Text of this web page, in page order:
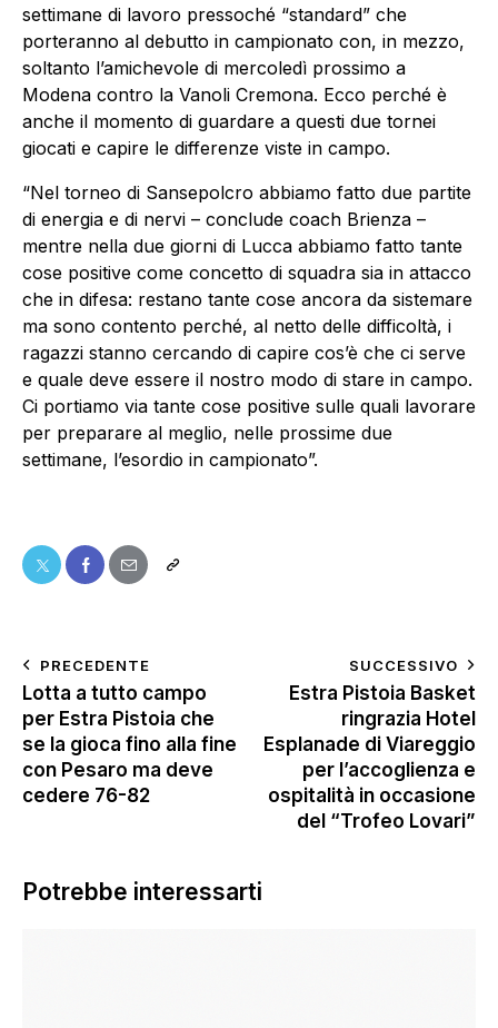
settimane di lavoro pressoché “standard” che
porteranno al debutto in campionato con, in mezzo,
soltanto l’amichevole di mercoledì prossimo a
Modena contro la Vanoli Cremona. Ecco perché è
anche il momento di guardare a questi due tornei
giocati e capire le differenze viste in campo.
“Nel torneo di Sansepolcro abbiamo fatto due partite
di energia e di nervi – conclude coach Brienza –
mentre nella due giorni di Lucca abbiamo fatto tante
cose positive come concetto di squadra sia in attacco
che in difesa: restano tante cose ancora da sistemare
ma sono contento perché, al netto delle difficoltà, i
ragazzi stanno cercando di capire cos’è che ci serve
e quale deve essere il nostro modo di stare in campo.
Ci portiamo via tante cose positive sulle quali lavorare
per preparare al meglio, nelle prossime due
settimane, l’esordio in campionato”.
PRECEDENTE
Lotta a tutto campo
per Estra Pistoia che
se la gioca fino alla fine
con Pesaro ma deve
cedere 76-82
SUCCESSIVO
Estra Pistoia Basket
ringrazia Hotel
Esplanade di Viareggio
per l’accoglienza e
ospitalità in occasione
del “Trofeo Lovari”
Potrebbe interessarti